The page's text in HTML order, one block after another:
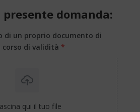
domanda:
di un proprio documento di
di validità *
qui il tuo file